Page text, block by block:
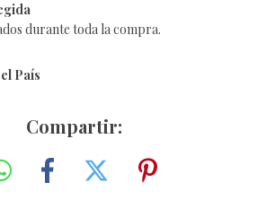
durante toda la compra.
País
Compartir: